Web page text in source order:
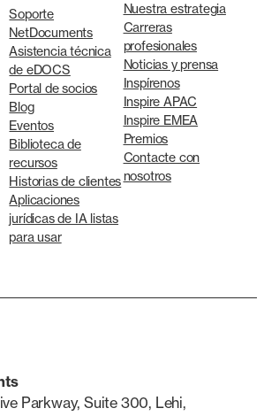
Soporte
NetDocuments
Asistencia técnica
de eDOCS
Portal de socios
Blog
Eventos
Biblioteca de
recursos
Historias de clientes
Aplicaciones
jurídicas de IA listas
para usar
Nuestra estrategia
Carreras
profesionales
Noticias y prensa
Inspírenos
Inspire APAC
Inspire EMEA
Premios
Contacte con
nosotros
Parkway, Suite 300, Lehi,